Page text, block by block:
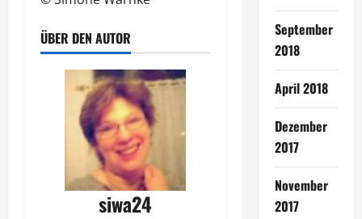
ÜBER DEN AUTOR
siwa24
September
2018
April 2018
Dezember
2017
November
2017